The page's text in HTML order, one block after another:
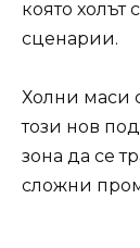
която холът
сценарии.
Холни маси
този нов
зона да се
сложни